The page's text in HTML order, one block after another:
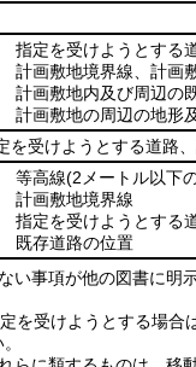
指定を受けようとする
計画敷地境界線、計画
計画敷地内及び周辺の
計画敷地の周辺の地形
を受けようとする道路
等高線(2メートル以下
計画敷地境界線
指定を受けようとする
既存道路の位置
い事項が他の図書に明
を受けようとする場